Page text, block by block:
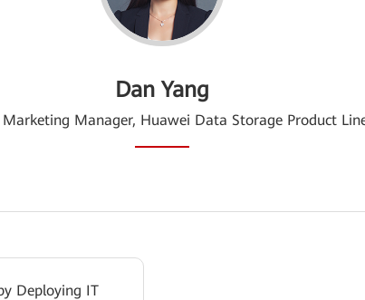
Dan Yang
Marketing Manager, Huawei Data Storage Product
Deploying IT